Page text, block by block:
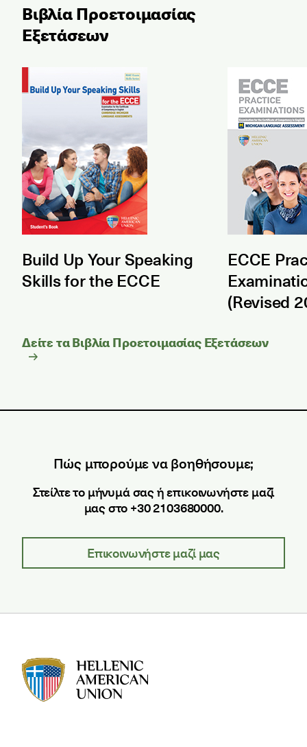
Βιβλία Προετοιμασίας
Εξετάσεων
Build Up Your Speaking
Build Up Your Speaking
Skills for the ECCE
ECCE
(Revised
Δείτε τα Βιβλία Προετοιμασίας Εξετάσεων
Πώς μπορούμε να βοηθήσουμε;
Στείλτε το μήνυμά σας ή επικοινωνήστε μαζί
μας στο +30 2103680000.
Επικοινωνήστε μαζί μας